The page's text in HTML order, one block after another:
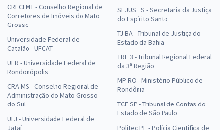
CRECI MT - Conselho Regional de
Corretores de Imóveis do Mato
Grosso
Universidade Federal de
Catalão - UFCAT
UFR - Universidade Federal de
Rondonópolis
CRA MS - Conselho Regional de
Administração do Mato Grosso
do Sul
UFJ - Universidade Federal de
Jataí
SEJUS ES - Secretaria da Justiça
do Espírito Santo
TJ BA - Tribunal de Justiça do
Estado da Bahia
TRF 3 - Tribunal Regional Federal
da 3ª Região
MP RO - Ministério Público de
Rondônia
TCE SP - Tribunal de Contas do
Estado de São Paulo
Politec PE - Polícia Científica de